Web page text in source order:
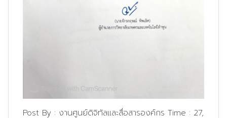
Post By : งานศูนย์ดิจิทัลและสื่อสารองค์กร Time : 27,